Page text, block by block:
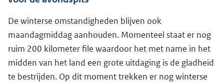
De winterse omstandigheden blijven ook
maandagmiddag aanhouden. Momenteel staat er nog
ruim 200 kilometer file waardoor het met name in het
midden van het land een grote uitdaging is de gladheid
te bestrijden. Op dit moment trekken er nog winterse